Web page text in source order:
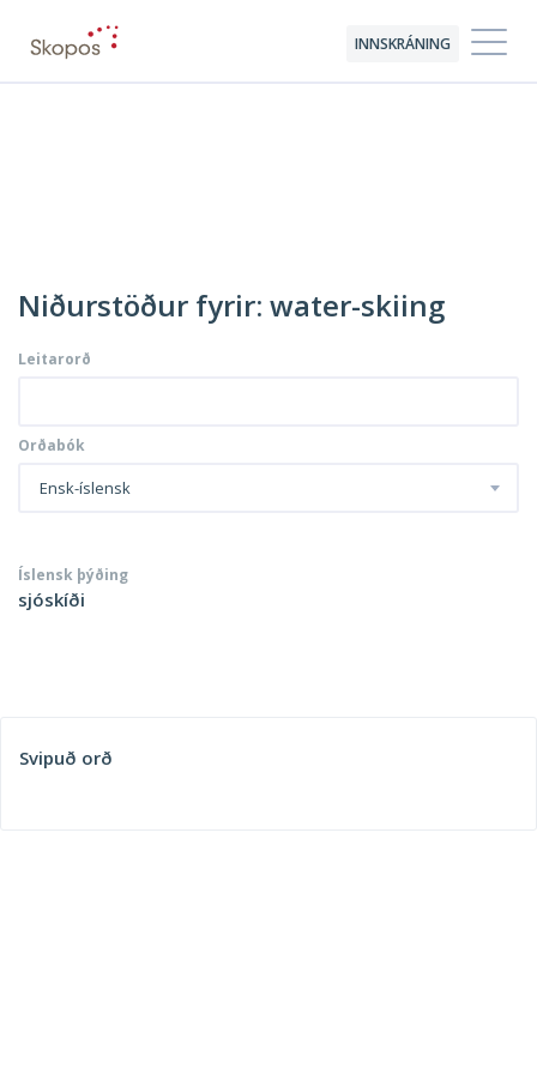
INNSKRÁNING
Niðurstöður fyrir: water-skiing
Leitarorð
Orðabók
Ensk-íslensk
Íslensk þýðing
sjóskíði
Svipuð orð